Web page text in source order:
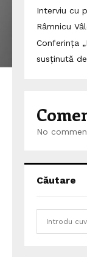
Interviu cu
Râmnicu
Conferința
susținută
No
Căutare